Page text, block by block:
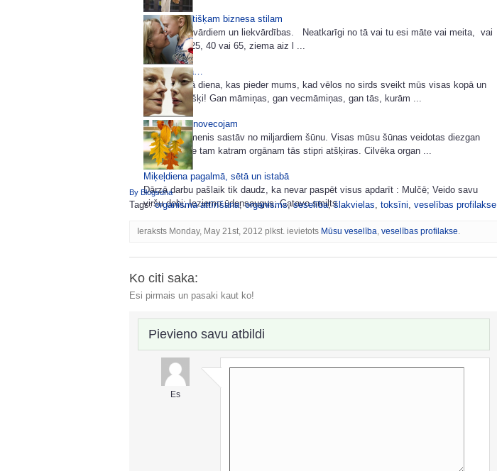
85 idejas lietišķam biznesa stilam
Šoreiz bez vārdiem un liekvārdības. Neatkarīgi no tā vai tu esi māte vai meita, vai
tev šobrīd 25, 40 vai 65, ziema aiz l ...
Mātes dienā…
Šodiena ir tā diena, kas pieder mums, kad vēlos no sirds sveikt mūs visas kopā un
katru atsevišķi! Gan māmiņas, gan vecmāmiņas, gan tās, kurām ...
Kāpēc mēs novecojam
Cilvēka ķermenis sastāv no miljardiem šūnu. Visas mūsu šūnas veidotas diezgan
sarežģīti, pie tam katram orgānam tās stipri atšķiras. Cilvēka organ ...
Miķeļdiena pagalmā, sētā un istabā
Dārzā darbu pašlaik tik daudz, ka nevar paspēt visus apdarīt : Mulčē; Veido savu
viršu dobi; Ieziemo ūdensaugus; Gatavo smilts ...
By Blogsdna
Tags:organisma attīrīšana,organisms,seselība,šlakvielas toksīni veselības profilakse
Ieraksts Monday, May 21st, 2012 plkst. ievietots Mūsu veselība, veselības profilakse.
Ko citi saka:
Esi pirmais un pasaki kaut ko!
Pievieno savu atbildi
Es